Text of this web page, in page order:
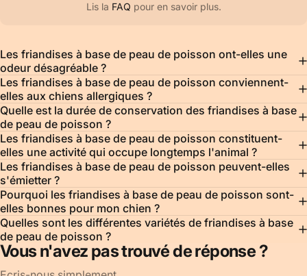
Lis la FAQ pour en savoir plus.
Les friandises à base de peau de poisson ont-elles une
odeur désagréable ?
Les friandises à base de peau de poisson conviennent-
elles aux chiens allergiques ?
Quelle est la durée de conservation des friandises à base
de peau de poisson ?
Les friandises à base de peau de poisson constituent-
elles une activité qui occupe longtemps l'animal ?
Les friandises à base de peau de poisson peuvent-elles
s'émietter ?
Pourquoi les friandises à base de peau de poisson sont-
elles bonnes pour mon chien ?
Quelles sont les différentes variétés de friandises à base
de peau de poisson ?
Vous n'avez pas trouvé de réponse ?